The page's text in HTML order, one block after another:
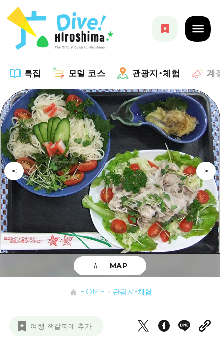
특집 모델 코스 관광지・체험 계
특집
목록
추천
아트
이벤트/축제
음식/술
사이클링
쇼핑
스포츠
나이트 라이프
모델 코스
목록
Dive! Hiroshima 공식 가이드
Hiroshima Moshimo Travel
히로시마시 주변
아키(安芸)
빈고(備後)
미야지마(宮島) 주변
관광지・체험
목록
히로시마시 주변
아키(安芸)
빈고(備後)
비북(備北)
게이호쿠(芸北)
야마구치(山口)현 동부
계절 정보
이벤트
유용한 정보
목록
접근
뉴스
HOME 관광지・체험
여행 책갈피에 추가
MAP